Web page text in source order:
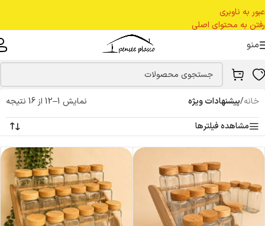
عبور به ناوبری
رفتن به محتوای اصلی
منو
خانه/پیشنهادات ویژه
نمایش 1–12 از 16 نتیجه
مشاهده فیلترها